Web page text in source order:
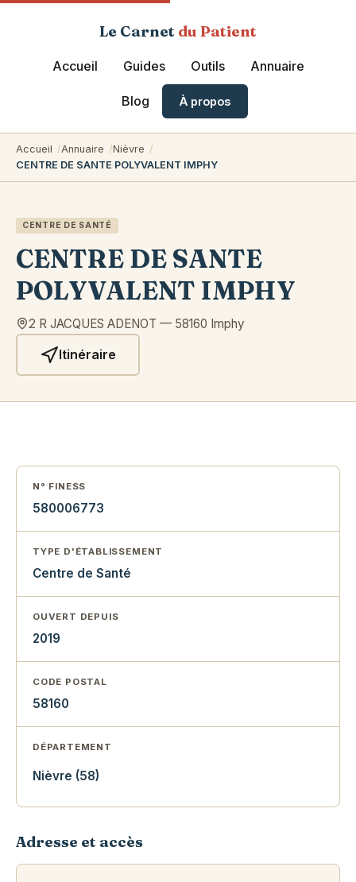
Le Carnet du Patient
Accueil Guides Outils Annuaire
Blog À propos
Accueil Annuaire
Nièvre
CENTRE DE SANTE POLYVALENT IMPHY
CENTRE DE SANTÉ
CENTRE DE SANTE
POLYVALENT IMPHY
2 R JACQUES ADENOT — 58160 Imphy
Itinéraire
N° FINESS
580006773
TYPE D'ÉTABLISSEMENT
Centre de Santé
OUVERT DEPUIS
2019
CODE POSTAL
58160
DÉPARTEMENT
Nièvre (58)
Adresse et accès